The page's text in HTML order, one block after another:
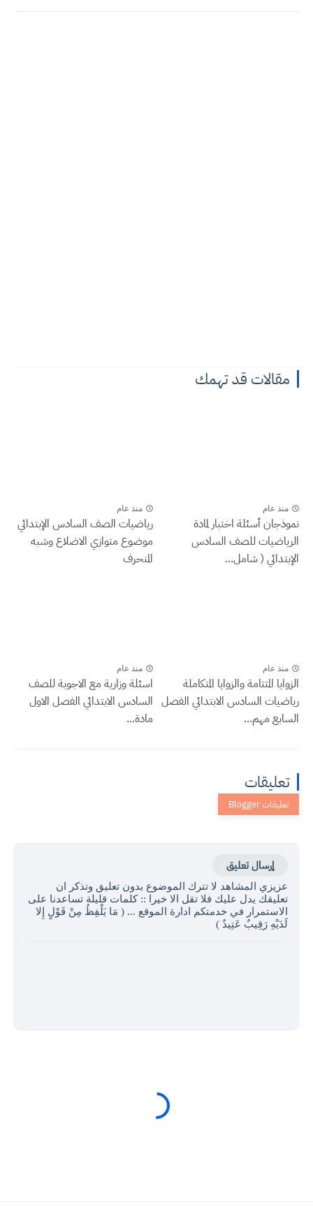
مقالات قد تهمك
منذ عام
نموذجان أسئلة اختبار لمادة
الرياضيات للصف السادس
الإبتدائي ( شامل...
منذ عام
رياضيات الصف السادس الإبتدائي
موضوع متوازي الاضلاع وشبه
المنحرف
منذ عام
الزوايا المتتامة والزوايا المتكاملة
رياضيات السادس الابتدائي الفصل
السابع مهم...
منذ عام
اسئلة وزارية مع الاجوبة للصف
السادس الابتدائي الفصل الاول
مادة...
تعليقات
إرسال تعليق
عزيزي المشاهد لا تترك الموضوع بدون تعليق وتذكر ان
تعليقك يدل عليك فلا تقل الا خيرا :: كلمات قليلة تساعدنا على
الاستمرار في خدمتكم ادارة الموقع ... ( مَا يَلْفِظُ مِنْ قَوْلٍ إِلا
لَدَيْهِ رَقِيبٌ عَتِيدٌ )